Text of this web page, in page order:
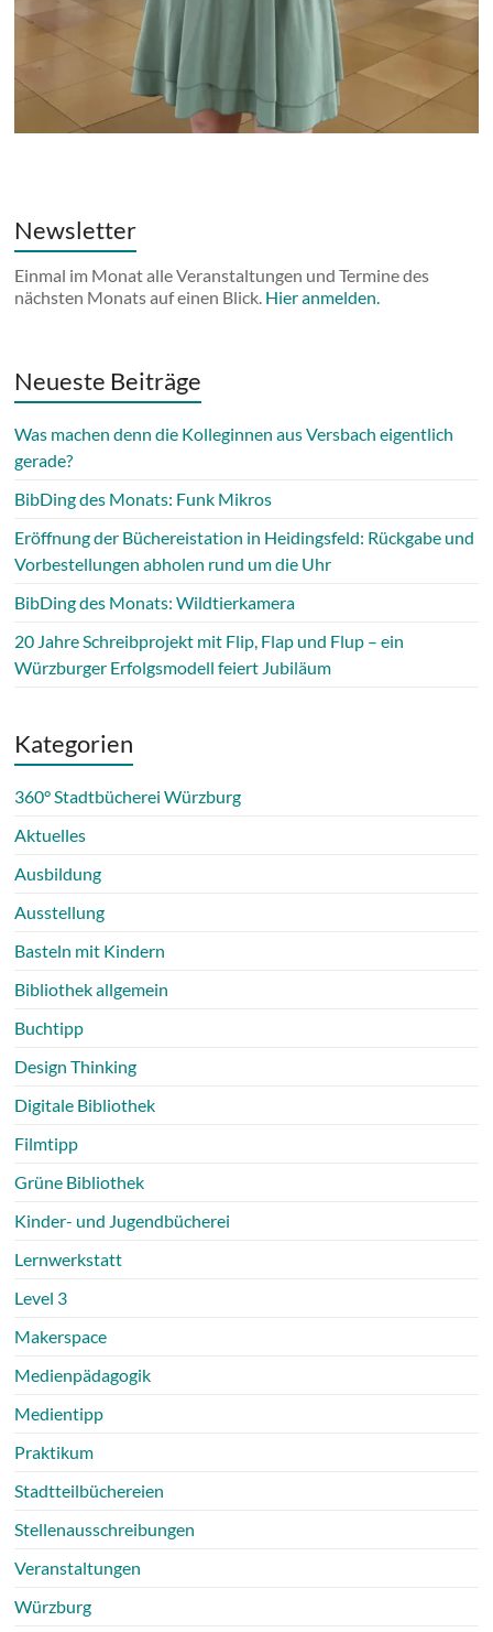
Newsletter
Einmal im Monat alle Veranstaltungen und Termine des
nächsten Monats auf einen Blick. Hier anmelden.
Neueste Beiträge
Was machen denn die Kolleginnen aus Versbach eigentlich
gerade?
BibDing des Monats: Funk Mikros
Eröffnung der Büchereistation in Heidingsfeld: Rückgabe und
Vorbestellungen abholen rund um die Uhr
BibDing des Monats: Wildtierkamera
20 Jahre Schreibprojekt mit Flip, Flap und Flup – ein
Würzburger Erfolgsmodell feiert Jubiläum
Kategorien
360° Stadtbücherei Würzburg
Aktuelles
Ausbildung
Ausstellung
Basteln mit Kindern
Bibliothek allgemein
Buchtipp
Design Thinking
Digitale Bibliothek
Filmtipp
Grüne Bibliothek
Kinder- und Jugendbücherei
Lernwerkstatt
Level 3
Makerspace
Medienpädagogik
Medientipp
Praktikum
Stadtteilbüchereien
Stellenausschreibungen
Veranstaltungen
Würzburg